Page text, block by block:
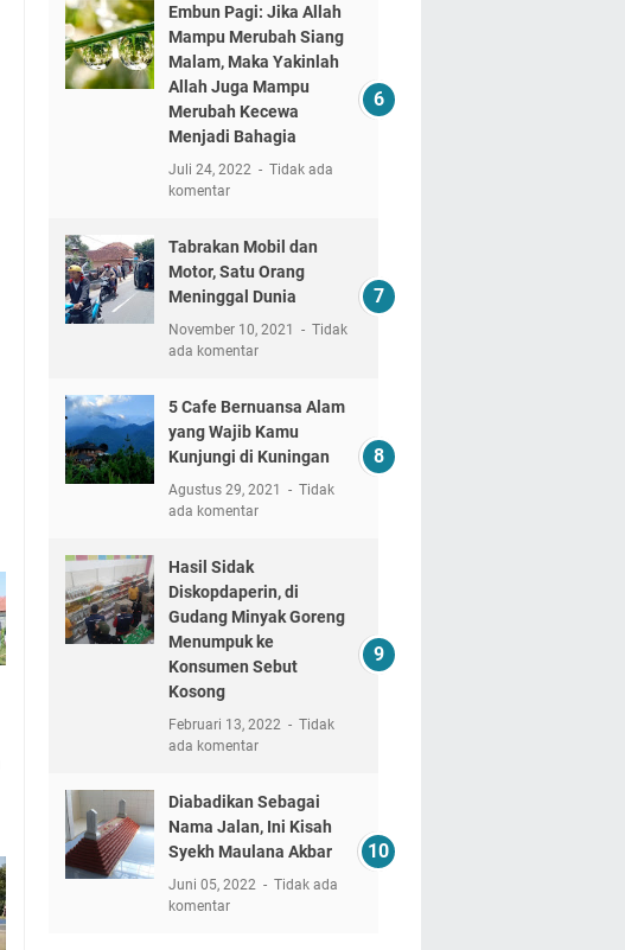
Embun Pagi: Jika Allah
Mampu Merubah Siang
Malam, Maka Yakinlah
Allah Juga Mampu
Merubah Kecewa
Menjadi Bahagia
Juli 24, 2022
Tidak ada
komentar
Tabrakan Mobil dan
Motor, Satu Orang
Meninggal Dunia
November 10, 2021
Tidak
ada komentar
5 Cafe Bernuansa Alam
yang Wajib Kamu
Kunjungi di Kuningan
Agustus 29, 2021
Tidak
ada komentar
Hasil Sidak
Diskopdaperin, di
Gudang Minyak Goreng
Menumpuk ke
Konsumen Sebut
Kosong
Februari 13, 2022
Tidak
ada komentar
Diabadikan Sebagai
Nama Jalan, Ini Kisah
Syekh Maulana Akbar
Juni 05, 2022
Tidak ada
komentar